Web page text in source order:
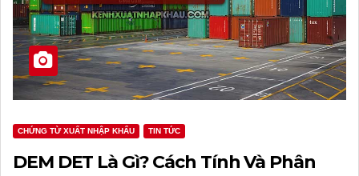
CHỨNG TỪ XUẤT NHẬP KHẨU TIN TỨC
DEM DET Là Gì? Cách Tính Và Phân